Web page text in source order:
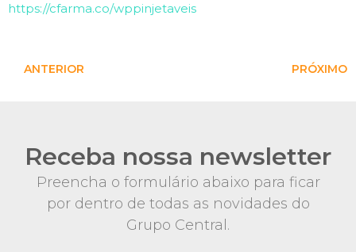
https://cfarma.co/wppinjetaveis
ANTERIOR PRÓXIMO
Receba nossa newsletter
Preencha o formulário abaixo para ficar
por dentro de todas as novidades do
Grupo Central.